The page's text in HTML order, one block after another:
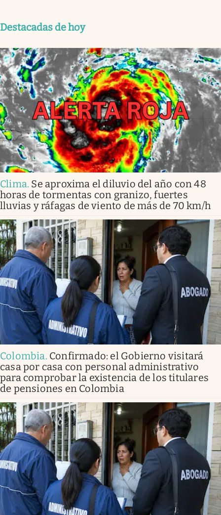
Destacadas de hoy
Clima. Se aproxima el diluvio del año con 48
horas de tormentas con granizo, fuertes
lluvias y ráfagas de viento de más de 70 km/h
Colombia. Confirmado: el Gobierno visitará
casa por casa con personal administrativo
para comprobar la existencia de los titulares
de pensiones en Colombia